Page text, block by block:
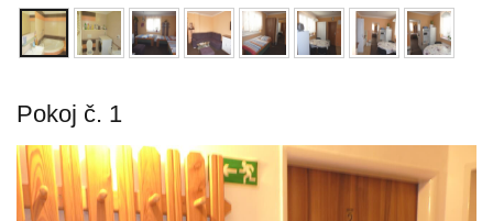
Pokoj č. 1